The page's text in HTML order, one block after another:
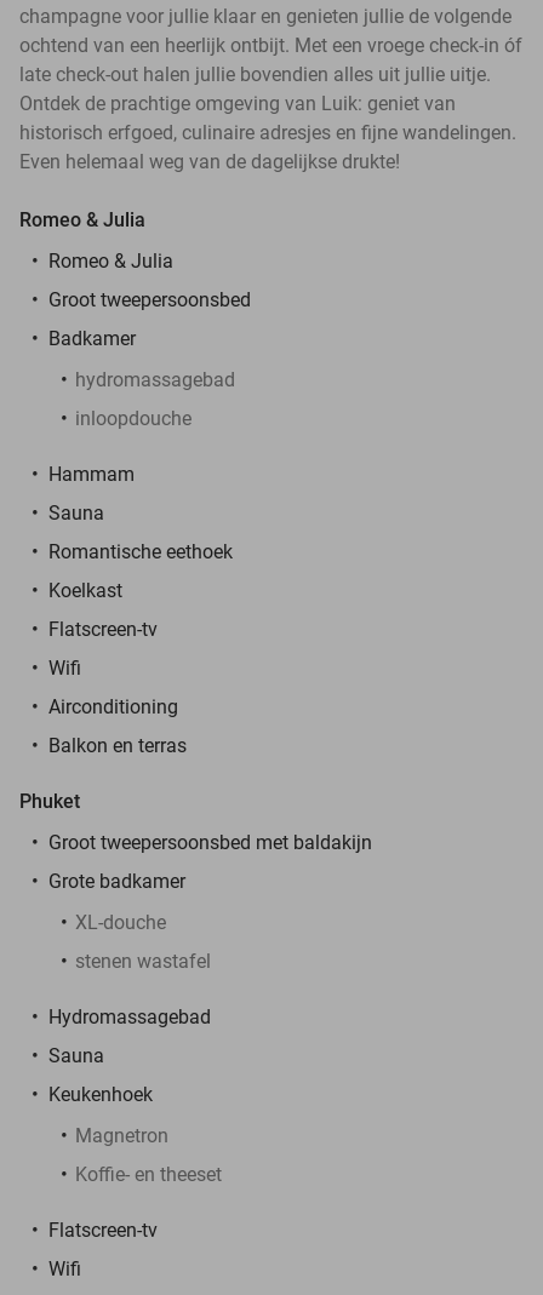
champagne voor jullie klaar en genieten jullie de volgende
ochtend van een heerlijk ontbijt. Met een vroege check-in óf
late check-out halen jullie bovendien alles uit jullie uitje.
Ontdek de prachtige omgeving van Luik: geniet van
historisch erfgoed, culinaire adresjes en fijne wandelingen.
Even helemaal weg van de dagelijkse drukte!
Romeo & Julia
Romeo & Julia
Groot tweepersoonsbed
Badkamer
hydromassagebad
inloopdouche
Hammam
Sauna
Romantische eethoek
Koelkast
Flatscreen-tv
Wifi
Airconditioning
Balkon en terras
Phuket
Groot tweepersoonsbed met baldakijn
Grote badkamer
XL-douche
stenen wastafel
Hydromassagebad
Sauna
Keukenhoek
Magnetron
Koffie- en theeset
Flatscreen-tv
Wifi